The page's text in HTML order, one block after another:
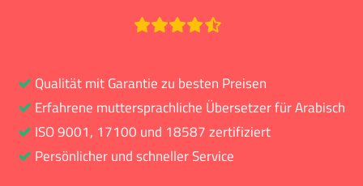
Qualität mit Garantie zu besten Preisen
Erfahrene muttersprachliche Übersetzer für Arabisch
ISO 9001, 17100 und 18587 zertifiziert
Persönlicher und schneller Service